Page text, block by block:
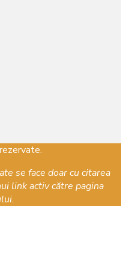
se face doar cu citarea
link activ către pagina